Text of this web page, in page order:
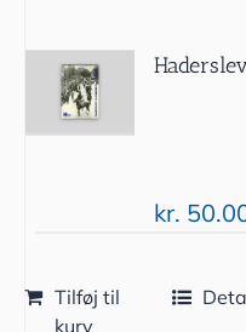
kr.
Tilføj til
kurv